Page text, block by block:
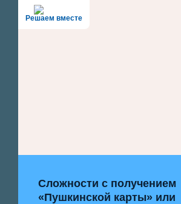
Решаем вместе
Сложности с получением
«Пушкинской карты» или